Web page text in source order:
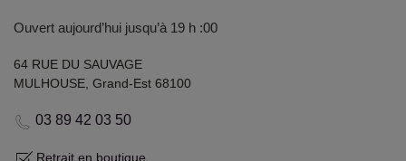
Ouvert aujourd’hui jusqu’à 19 h :00
64 RUE DU SAUVAGE
MULHOUSE, Grand-Est 68100
03 89 42 03 50
Retrait en boutique